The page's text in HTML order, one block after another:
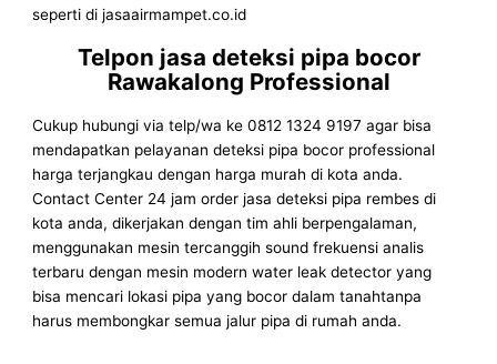
seperti di jasaairmampet.co.id
Telpon jasa deteksi pipa bocor
Rawakalong Professional
Cukup hubungi via telp/wa ke 0812 1324 9197 agar bisa
mendapatkan pelayanan deteksi pipa bocor professional
harga terjangkau dengan harga murah di kota anda.
Contact Center 24 jam order jasa deteksi pipa rembes di
kota anda, dikerjakan dengan tim ahli berpengalaman,
menggunakan mesin tercanggih sound frekuensi analis
terbaru dengan mesin modern water leak detector yang
bisa mencari lokasi pipa yang bocor dalam tanahtanpa
harus membongkar semua jalur pipa di rumah anda.